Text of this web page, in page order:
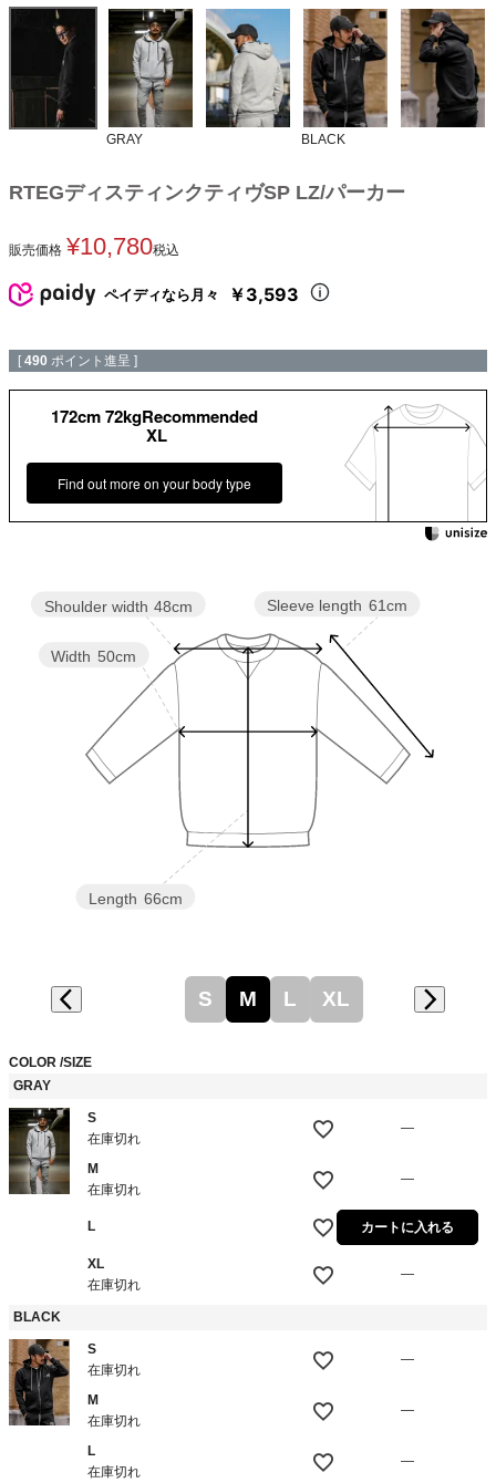
GRAY BLACK
RTEGディスティンクティヴSP LZ/パーカー
販売価格 ¥10,780税込
ペイディなら月々 ￥3,593
[ 490 ポイント進呈 ]
172cm 72kgRecommended
XL
Find out more on your body type
Sleeve length 61cm
Length 66cm
Width 50cm
Shoulder width 48cm
S M L XL
COLOR SIZE
GRAY
S
在庫切れ
—
M
在庫切れ
—
L カートに入れる
XL
在庫切れ
—
BLACK
S
在庫切れ
—
M
在庫切れ
—
L
在庫切れ
—